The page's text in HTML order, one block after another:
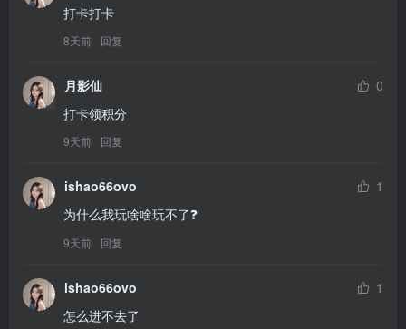
打卡打卡
8天前 回复
月影仙
0
打卡领积分
9天前 回复
ishao66ovo
1
为什么我玩啥啥玩不了❓
9天前 回复
ishao66ovo
1
怎么进不去了